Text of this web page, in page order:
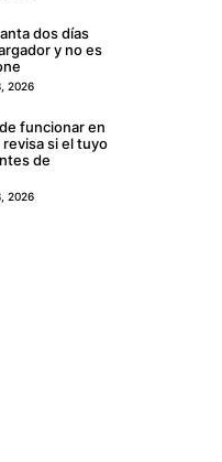
dos días
y no es
2026
funcionar en
si el tuyo
de
2026